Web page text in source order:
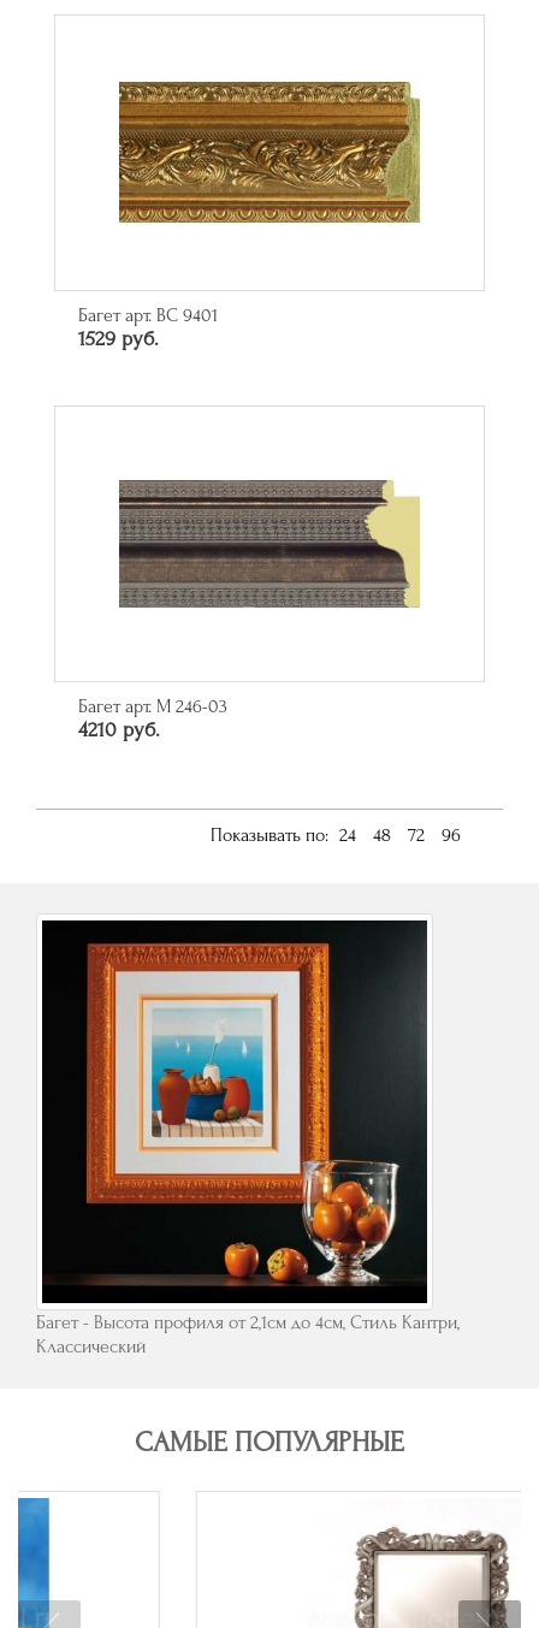
Багет арт. BC 9401
1529 руб.
Багет арт. M 246-03
4210 руб.
Показывать по: 24 48 72 96
Багет - Высота профиля от 2,1см до 4см, Стиль Кантри,
Классический
САМЫЕ ПОПУЛЯРНЫЕ